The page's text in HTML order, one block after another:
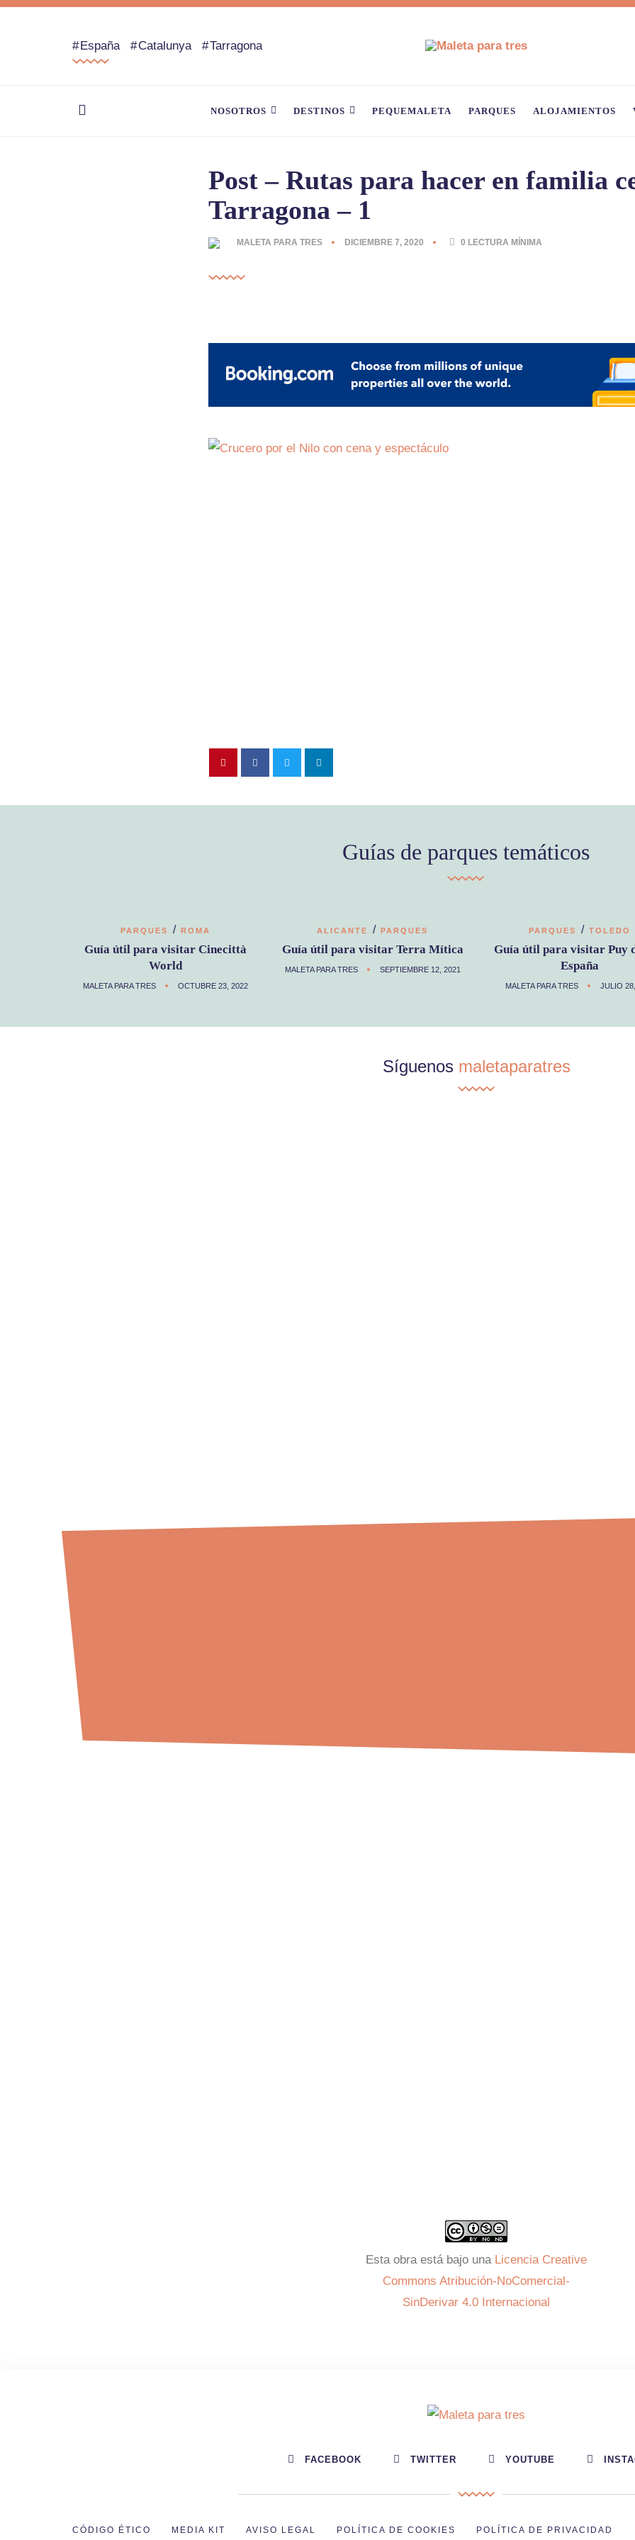
España Catalunya Tarragona
NOSOTROS DESTINOS PEQUEMALETA PARQUES ALOJAMIENTOS
Post – Rutas para hacer en familia
Tarragona – 1
MALETA PARA TRES DICIEMBRE 7, 2020 0 LECTURA MÍNIMA
Guías de parques temáticos
PARQUES / ROMA
Guía útil para visitar Cinecittà
World
MALETA PARA TRES OCTUBRE 23, 2022
ALICANTE / PARQUES
Guía útil para visitar Terra Mítica
MALETA PARA TRES SEPTIEMBRE 12, 2021
PARQUES / TOLEDO
Guía útil para visitar Puy
España
MALETA PARA TRES JULIO
Síguenos maletaparatres
Esta obra está bajo una Licencia Creative
Commons Atribución-NoComercial-
SinDerivar 4.0 Internacional
FACEBOOK TWITTER YOUTUBE
CÓDIGO ÉTICO MEDIA KIT AVISO LEGAL POLÍTICA DE COOKIES POLÍTICA DE PRIVACIDAD